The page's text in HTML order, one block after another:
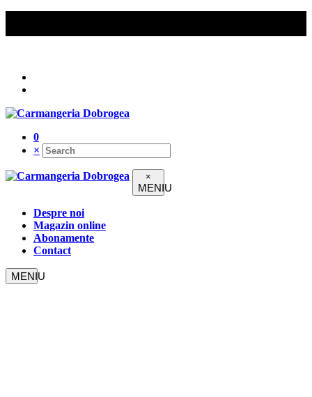
0
×
×
Despre noi
Magazin online
Abonamente
Contact